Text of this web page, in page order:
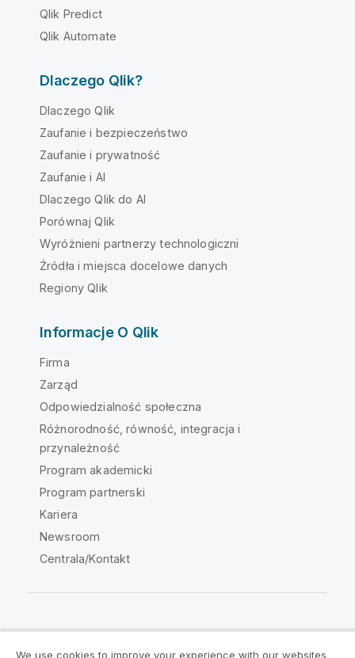
Qlik Predict
Qlik Automate
Dlaczego Qlik?
Dlaczego Qlik
Zaufanie i bezpieczeństwo
Zaufanie i prywatność
Zaufanie i AI
Dlaczego Qlik do AI
Porównaj Qlik
Wyróżnieni partnerzy technologiczni
Źródła i miejsca docelowe danych
Regiony Qlik
Informacje O Qlik
Firma
Zarząd
Odpowiedzialność społeczna
Różnorodność, równość, integracja i
przynależność
Program akademicki
Program partnerski
Kariera
Newsroom
Centrala/Kontakt
We use cookies to improve your experience with our websites